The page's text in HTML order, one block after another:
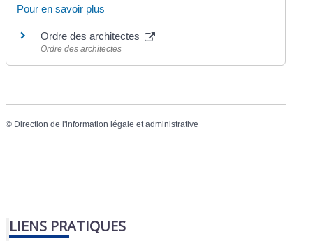
Pour en savoir plus
Ordre des architectes
Ordre des architectes
© Direction de l'information légale et administrative
LIENS PRATIQUES